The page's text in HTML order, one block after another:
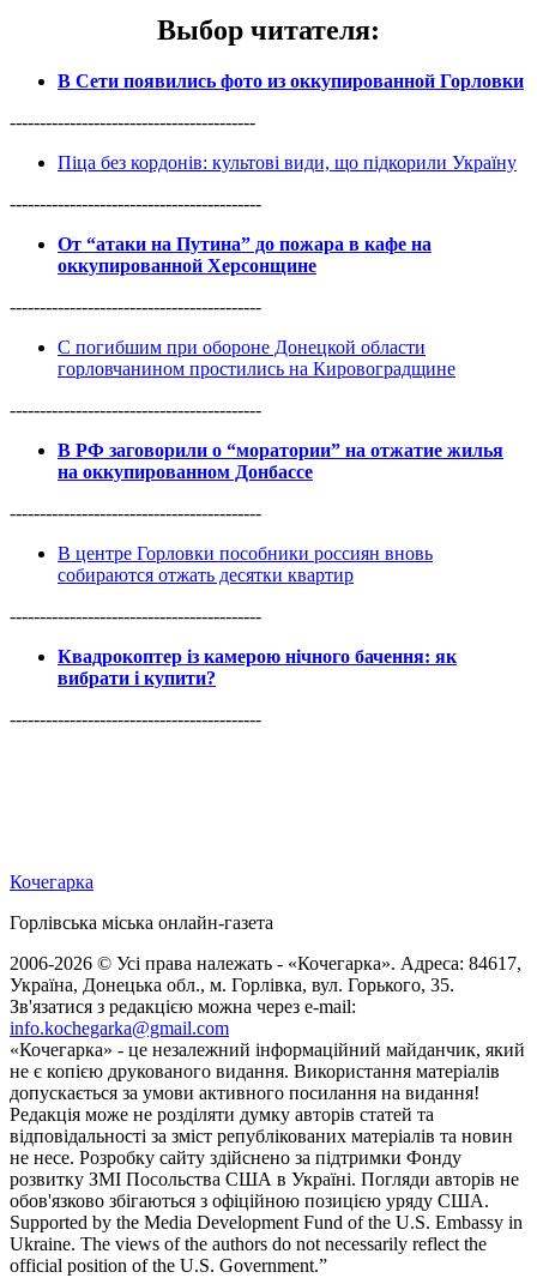
Выбор читателя:
В Сети появились фото из оккупированной Горловки
-----------------------------------------
Піца без кордонів: культові види, що підкорили Україну
------------------------------------------
От “атаки на Путина” до пожара в кафе на
оккупированной Херсонщине
------------------------------------------
С погибшим при обороне Донецкой области
горловчанином простились на Кировоградщине
------------------------------------------
В РФ заговорили о “моратории” на отжатие жилья
на оккупированном Донбассе
------------------------------------------
В центре Горловки пособники россиян вновь
собираются отжать десятки квартир
------------------------------------------
Квадрокоптер із камерою нічного бачення: як
вибрати і купити?
------------------------------------------
Кочегарка
Горлівська міська онлайн-газета
2006-2026 © Усі права належать - «Кочегарка». Адреса: 84617,
Україна, Донецька обл., м. Горлівка, вул. Горького, 35.
Зв'язатися з редакцією можна через e-mail:
info.kochegarka@gmail.com
«Кочегарка» - це незалежний інформаційний майданчик, який
не є копією друкованого видання. Використання матеріалів
допускається за умови активного посилання на видання!
Редакція може не розділяти думку авторів статей та
відповідальності за зміст републікованих матеріалів та новин
не несе. Розробку сайту здійснено за підтримки Фонду
розвитку ЗМІ Посольства США в Україні. Погляди авторів не
обов'язково збігаються з офіційною позицією уряду США.
Supported by the Media Development Fund of the U.S. Embassy in
Ukraine. The views of the authors do not necessarily reflect the
official position of the U.S. Government.”